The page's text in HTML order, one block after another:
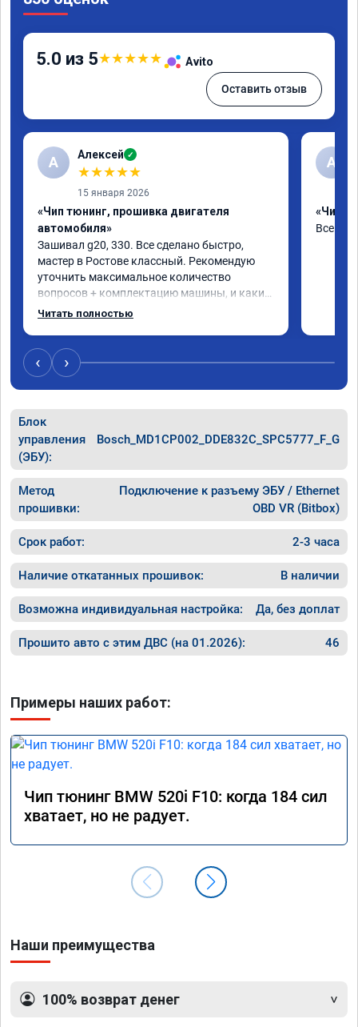
5.0 из 5★★★★★ Avito
Оставить отзыв
А Алексей ✓
★★★★★
15 января 2026
«Чип тюнинг, прошивка двигателя
автомобиля»
Зашивал g20, 330. Все сделано быстро,
мастер в Ростове классный. Рекомендую
уточнить максимальное количество
вопросов + комплектацию машины, и какие
допы ставить(карты, ограничитель
машина ехать бодрее стала, особенно 100-
200. 🤝🤝🤝🤝
Читать полностью
А
«Чип
Все
‹ ›
Блок
управления
(ЭБУ):
Bosch_MD1CP002_DDE832C_SPC5777_F_G
Метод
прошивки:
Подключение к разъему ЭБУ / Ethernet
OBD VR (Bitbox)
Срок работ: 2-3 часа
Наличие откатанных прошивок: В наличии
Возможна индивидуальная настройка: Да, без доплат
Прошито авто с этим ДВС (на 01.2026): 46
Примеры наших работ:
Чип тюнинг BMW 520i F10: когда 184 сил
хватает, но не радует.
Наши преимущества
100% возврат денег